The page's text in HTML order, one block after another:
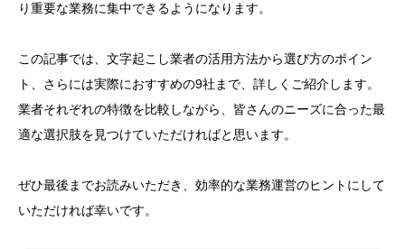
り重要な業務に集中できるようになります。
この記事では、文字起こし業者の活用方法から選び方のポイン
ト、さらには実際におすすめの9社まで、詳しくご紹介します。
業者それぞれの特徴を比較しながら、皆さんのニーズに合った最
適な選択肢を見つけていただければと思います。
ぜひ最後までお読みいただき、効率的な業務運営のヒントにして
いただければ幸いです。